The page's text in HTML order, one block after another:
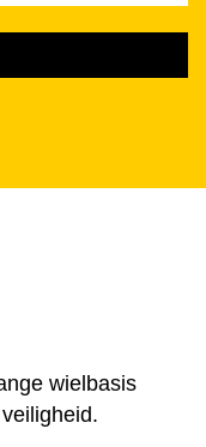
wielbasis